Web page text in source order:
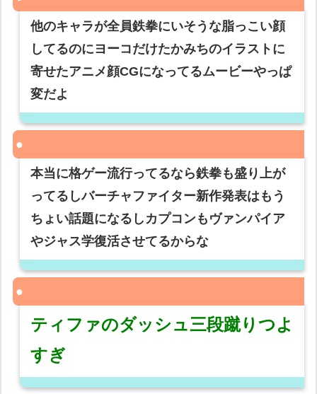
他のキャラが全員鉄拳にいそうな脂っこい顔
してるのにヨーコだけたかみちのイラストに
寄せたアニメ顔CGになってるムービーやっぱ
変だよ
本当に格ゲー流行ってるなら鉄拳も盛り上が
ってるしバーチャファイター新作発表はもう
ちょい話題になるしカプコンもヴァンパイア
やジャス学復活させてるからな
ティファのダッシュ三段蹴りつよ
すぎ